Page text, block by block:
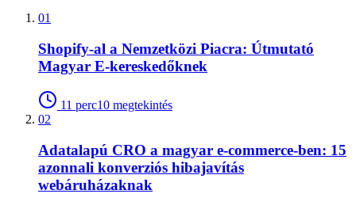
01
Shopify-al a Nemzetközi Piacra: Útmutató
Magyar E-kereskedőknek
11 perc10 megtekintés
02
Adatalapú CRO a magyar e-commerce-ben: 15
azonnali konverziós hibajavítás
webáruházaknak